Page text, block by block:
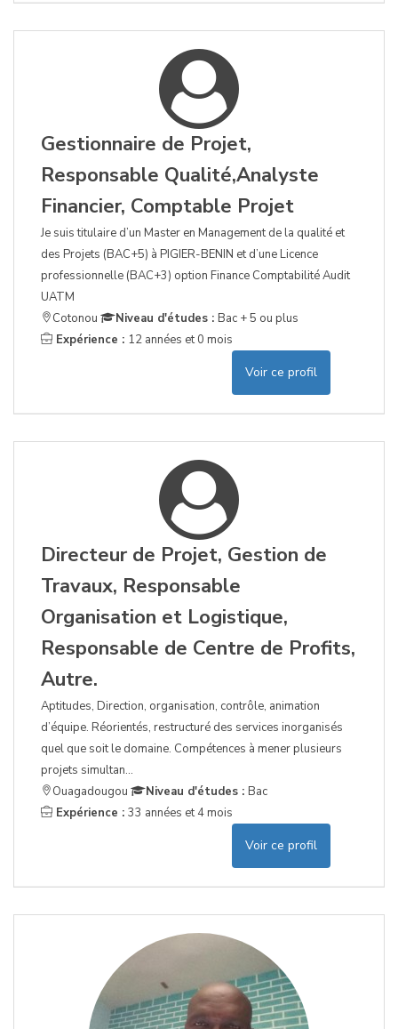
Gestionnaire de Projet,
Responsable Qualité,Analyste
Financier, Comptable Projet
Je suis titulaire d’un Master en Management de la qualité et
des Projets (BAC+5) à PIGIER-BENIN et d’une Licence
professionnelle (BAC+3) option Finance Comptabilité Audit
UATM
Cotonou
Niveau d'études : Bac + 5 ou plus
Expérience : 12 années et 0 mois
Voir ce profil
Directeur de Projet, Gestion de
Travaux, Responsable
Organisation et Logistique,
Responsable de Centre de Profits,
Autre.
Aptitudes, Direction, organisation, contrôle, animation
d’équipe. Réorientés, restructuré des services inorganisés
quel que soit le domaine. Compétences à mener plusieurs
projets simultan...
Ouagadougou
Niveau d'études : Bac
Expérience : 33 années et 4 mois
Voir ce profil